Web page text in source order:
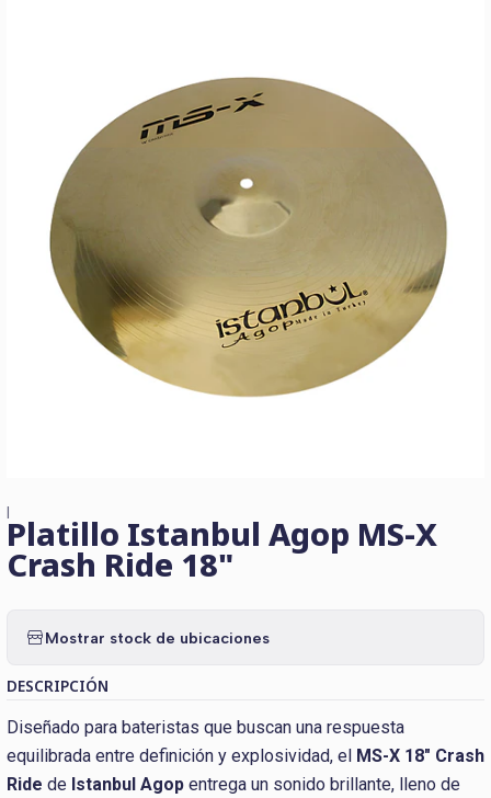
|
Platillo Istanbul Agop MS-X
Crash Ride 18"
Mostrar stock de ubicaciones
DESCRIPCIÓN
Diseñado para bateristas que buscan una respuesta
equilibrada entre definición y explosividad, el MS-X 18" Crash
Ride de Istanbul Agop entrega un sonido brillante, lleno de